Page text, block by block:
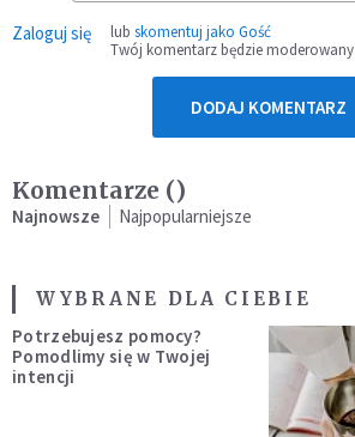
Zaloguj się lub skomentuj jako Gość
Twój komentarz będzie moderowany
DODAJ KOMENTARZ
Komentarze ()
Najnowsze Najpopularniejsze
WYBRANE DLA CIEBIE
Potrzebujesz pomocy?
Pomodlimy się w Twojej
intencji